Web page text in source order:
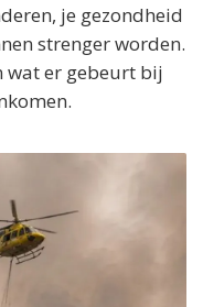
je gezondheid
strenger worden.
wat er gebeurt bij